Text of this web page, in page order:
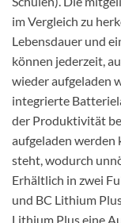
im Vergleich zu
Lebensdauer und
können jederzeit,
wieder aufgeladen
integrierte
der Produktivität
aufgeladen werden
steht, wodurch
Erhältlich in zwei
und BC Lithium
Lithium Plus eine